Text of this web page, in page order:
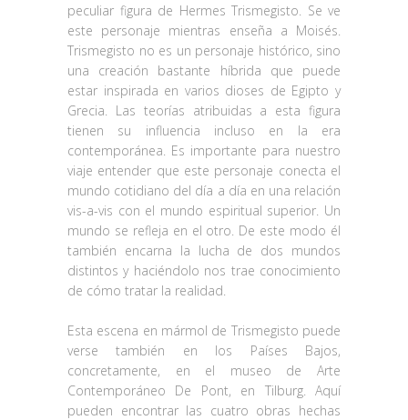
peculiar figura de Hermes Trismegisto. Se ve
este personaje mientras enseña a Moisés.
Trismegisto no es un personaje histórico, sino
una creación bastante híbrida que puede
estar inspirada en varios dioses de Egipto y
Grecia. Las teorías atribuidas a esta figura
tienen su influencia incluso en la era
contemporánea. Es importante para nuestro
viaje entender que este personaje conecta el
mundo cotidiano del día a día en una relación
vis-a-vis con el mundo espiritual superior. Un
mundo se refleja en el otro. De este modo él
también encarna la lucha de dos mundos
distintos y haciéndolo nos trae conocimiento
de cómo tratar la realidad.
Esta escena en mármol de Trismegisto puede
verse también en los Países Bajos,
concretamente, en el museo de Arte
Contemporáneo De Pont, en Tilburg. Aquí
pueden encontrar las cuatro obras hechas